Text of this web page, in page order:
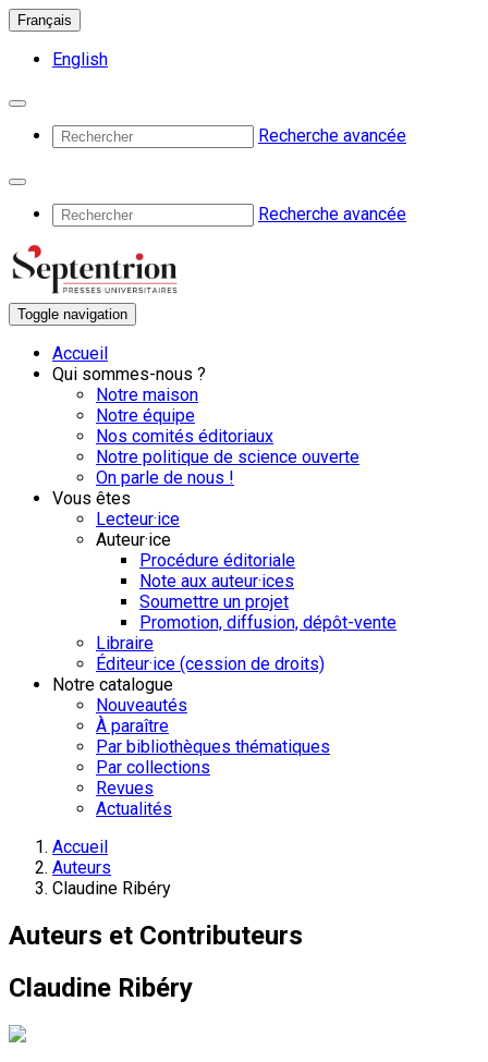
Français
English
Recherche avancée
Recherche avancée
Toggle navigation
Accueil
Qui sommes-nous ?
Notre maison
Notre équipe
Nos comités éditoriaux
Notre politique de science ouverte
On parle de nous !
Vous êtes
Lecteur·ice
Auteur·ice
Procédure éditoriale
Note aux auteur·ices
Soumettre un projet
Promotion, diffusion, dépôt-vente
Libraire
Éditeur·ice (cession de droits)
Notre catalogue
Nouveautés
À paraître
Par bibliothèques thématiques
Par collections
Revues
Actualités
Accueil
Auteurs
Claudine Ribéry
Auteurs et Contributeurs
Claudine Ribéry